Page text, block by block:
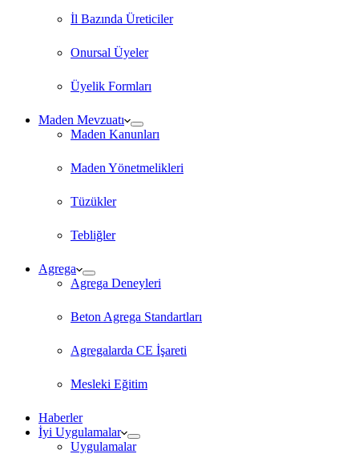
İl Bazında Üreticiler
Onursal Üyeler
Üyelik Formları
Maden Mevzuatı
Maden Kanunları
Maden Yönetmelikleri
Tüzükler
Tebliğler
Agrega
Agrega Deneyleri
Beton Agrega Standartları
Agregalarda CE İşareti
Mesleki Eğitim
Haberler
İyi Uygulamalar
Uygulamalar